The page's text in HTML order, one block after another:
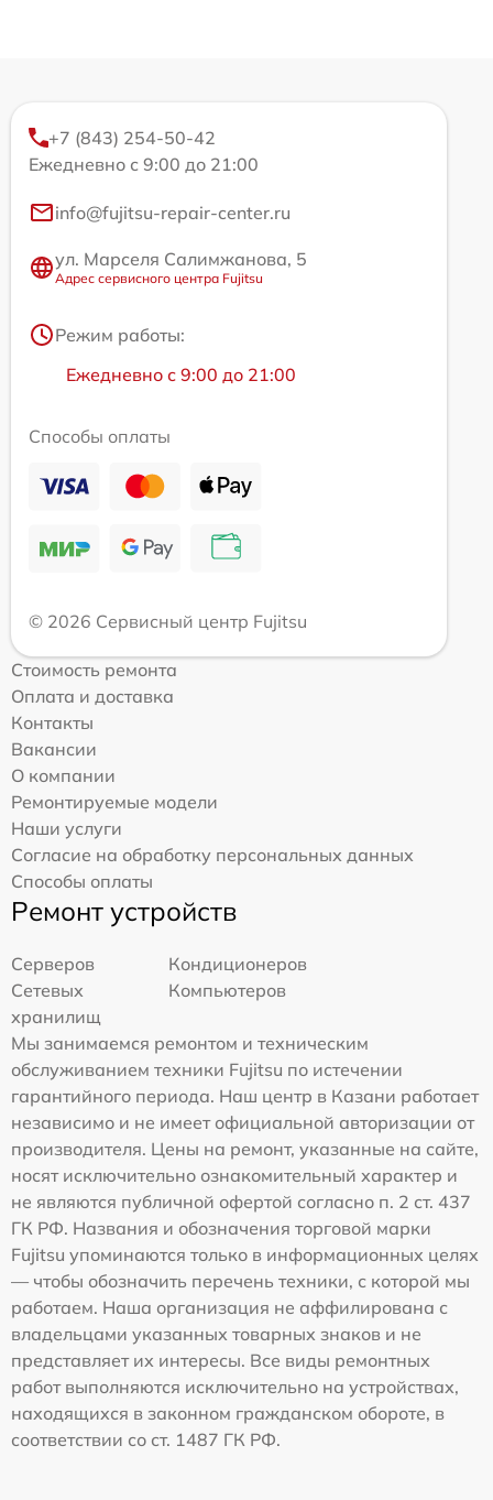
+7 (843) 254-50-42
Ежедневно с 9:00 до 21:00
info@fujitsu-repair-center.ru
ул. Марселя Салимжанова, 5
Адрес сервисного центра Fujitsu
Режим работы:
Ежедневно с 9:00 до 21:00
Способы оплаты
© 2026 Сервисный центр Fujitsu
Стоимость ремонта
Оплата и доставка
Контакты
Вакансии
О компании
Ремонтируемые модели
Наши услуги
Согласие на обработку персональных данных
Способы оплаты
Ремонт устройств
Серверов
Кондиционеров
Сетевых
хранилищ
Компьютеров
Мы занимаемся ремонтом и техническим
обслуживанием техники Fujitsu по истечении
гарантийного периода. Наш центр в Казани работает
независимо и не имеет официальной авторизации от
производителя. Цены на ремонт, указанные на сайте,
носят исключительно ознакомительный характер и
не являются публичной офертой согласно п. 2 ст. 437
ГК РФ. Названия и обозначения торговой марки
Fujitsu упоминаются только в информационных целях
— чтобы обозначить перечень техники, с которой мы
работаем. Наша организация не аффилирована с
владельцами указанных товарных знаков и не
представляет их интересы. Все виды ремонтных
работ выполняются исключительно на устройствах,
находящихся в законном гражданском обороте, в
соответствии со ст. 1487 ГК РФ.